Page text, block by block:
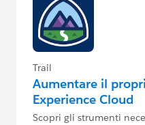
Trail
Aumentare il
Experience Cloud
Scopri gli strumenti